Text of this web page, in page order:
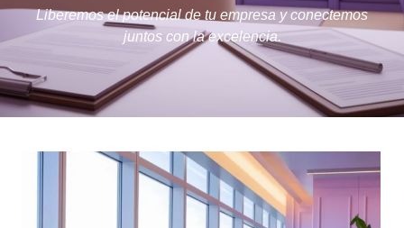
Liberemos el potencial de tu empresa y conectemos
juntos con la excelencia.